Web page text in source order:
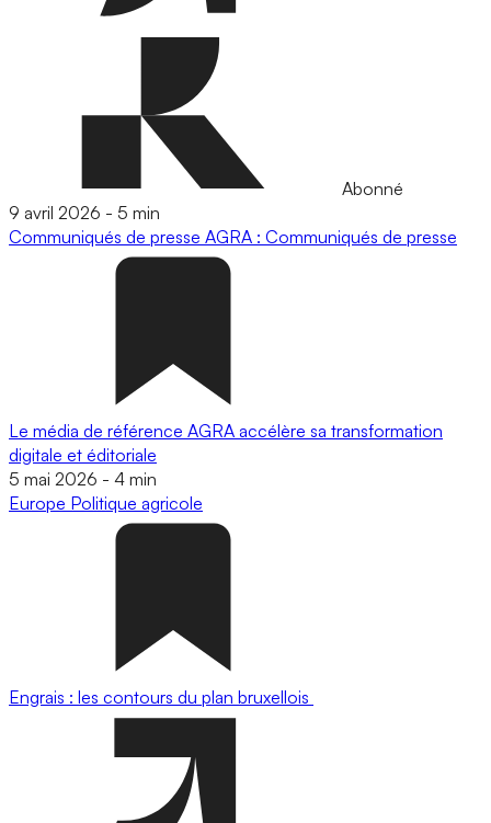
Abonné
9 avril 2026 - 5 min
Communiqués de presse AGRA : Communiqués de presse
Le média de référence AGRA accélère sa transformation
digitale et éditoriale
5 mai 2026 - 4 min
Europe Politique agricole
Engrais : les contours du plan bruxellois